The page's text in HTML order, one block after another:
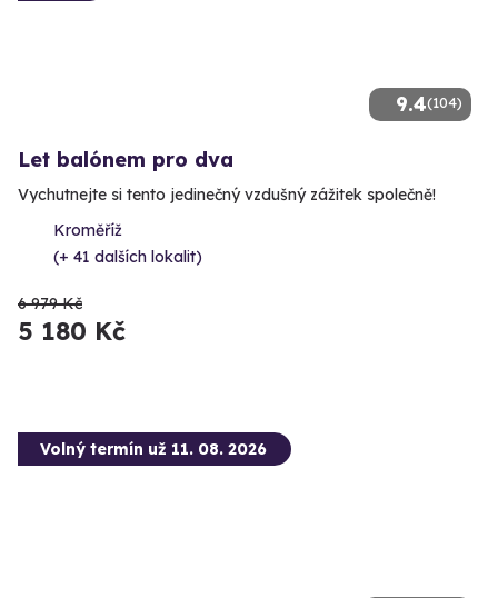
9.4(104)
Let balónem pro dva
Vychutnejte si tento jedinečný vzdušný zážitek společně!
Kroměříž
(+ 41 dalších lokalit)
6 979 Kč
5 180 Kč
Volný termín už 11. 08. 2026